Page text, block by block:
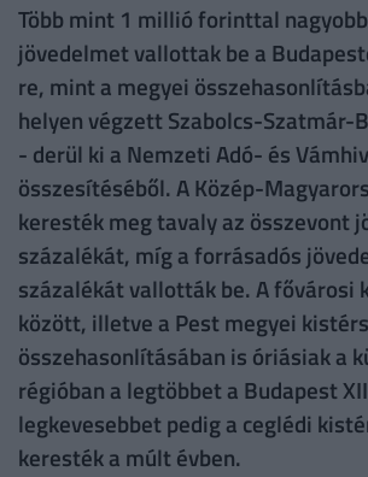
Több mint 1 millió forinttal
jövedelmet vallottak be a
re, mint a megyei
helyen végzett Szabolcs-Szatmár-
- derül ki a Nemzeti Adó- és
összesítéséből. A Közép-
keresték meg tavaly az összevont
százalékát, míg a forrásadós
százalékát vallották be. A fővárosi
között, illetve a Pest megyei
összehasonlításában is óriásiak a
régióban a legtöbbet a Budapest
legkevesebbet pedig a ceglédi
keresték a múlt évben.